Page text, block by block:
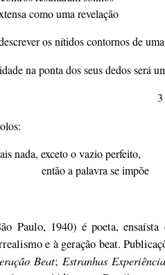
como uma revelação
os nítidos contornos de
na ponta dos seus dedos será
3
nada, exceto o vazio perfeito,
então a palavra se impõe
Paulo, 1940) é poeta,
e à geração beat.
Beat; Estranhas